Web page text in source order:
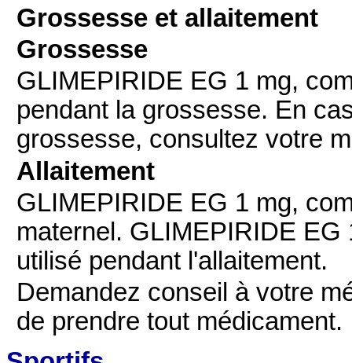
Grossesse et allaitement
Grossesse
GLIMEPIRIDE EG 1 mg,
pendant la grossesse. En
grossesse, consultez votre
Allaitement
GLIMEPIRIDE EG 1 mg,
maternel. GLIMEPIRIDE
utilisé pendant l'allaitement.
Demandez conseil à votre
de prendre tout médicament.